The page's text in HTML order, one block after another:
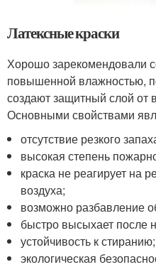
Латексные краски
Хорошо зарекомендовали
повышенной влажностью,
создают защитный слой от
Основными свойствами
отсутствие резкого
высокая степень
краска не реагирует на
воздуха;
возможно разбавление
быстро высыхает после
устойчивость к стиранию;
экологическая